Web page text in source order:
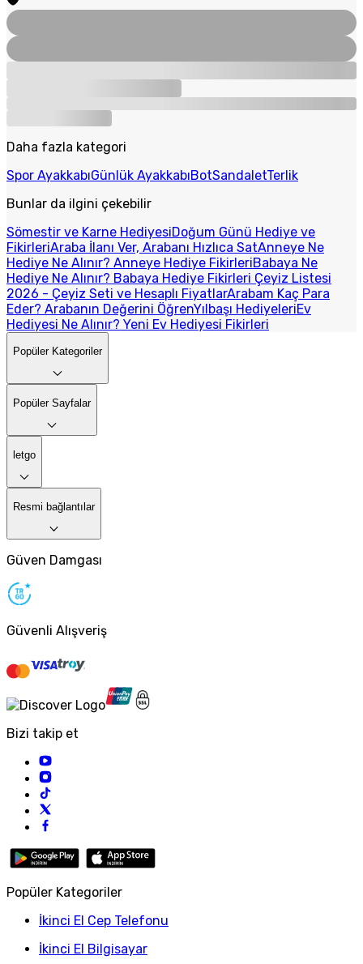
Daha fazla kategori
Spor AyakkabıGünlük AyakkabıBotSandaletTerlik
Bunlar da ilgini çekebilir
Sömestir ve Karne HediyesiDoğum Günü Hediye ve
FikirleriAraba İlanı Ver, Arabanı Hızlıca SatAnneye Ne
Hediye Ne Alınır? Anneye Hediye FikirleriBabaya Ne
Hediye Ne Alınır? Babaya Hediye Fikirleri Çeyiz Listesi
2026 - Çeyiz Seti ve Hesaplı FiyatlarArabam Kaç Para
Eder? Arabanın Değerini ÖğrenYılbaşı HediyeleriEv
Hediyesi Ne Alınır? Yeni Ev Hediyesi Fikirleri
Popüler Kategoriler
Popüler Sayfalar
letgo
Resmi bağlantılar
Güven Damgası
Güvenli Alışveriş
Bizi takip et
Popüler Kategoriler
İkinci El Cep Telefonu
İkinci El Bilgisayar